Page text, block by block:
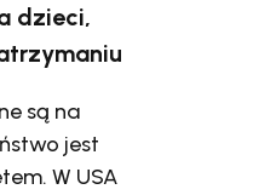
dzieci,
są na
jest
W USA